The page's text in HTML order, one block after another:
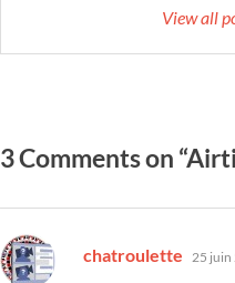
View all
3 Comments on
chatroulette dit :
25 juin